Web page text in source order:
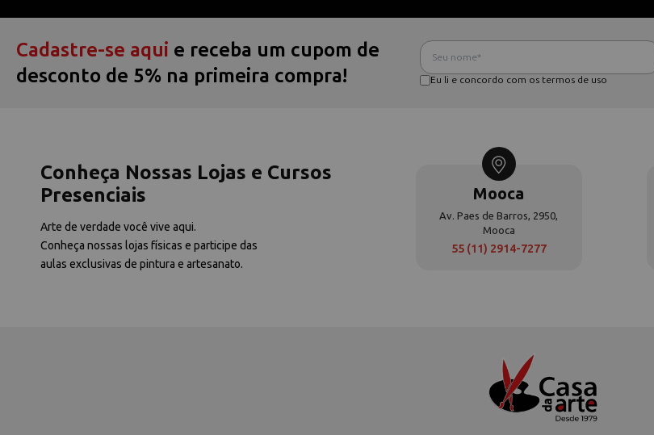
Cadastre-se aqui e receba um cupom de
desconto de 5% na primeira compra!
Eu li e concordo com os termos de uso
Conheça Nossas Lojas e Cursos
Presenciais
Arte de verdade você vive aqui.
Conheça nossas lojas físicas e participe das
aulas exclusivas de pintura e artesanato.
Mooca
Av. Paes de Barros, 2950,
Mooca
55 (11) 2914-7277